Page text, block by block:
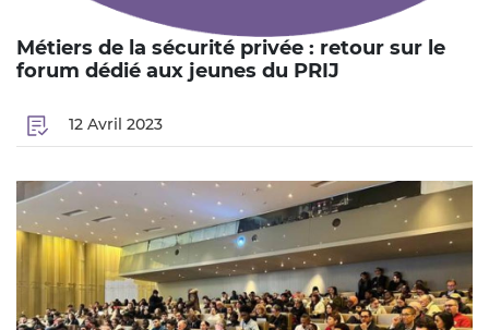
Métiers de la sécurité privée : retour sur le
forum dédié aux jeunes du PRIJ
12 Avril 2023